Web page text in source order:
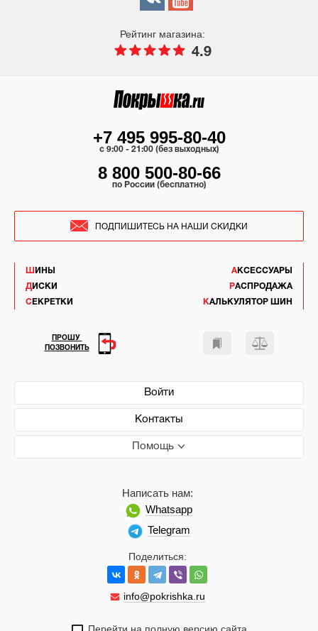
Рейтинг магазина:
4.9
ШИНЫ
ДИСКИ
СЕКРЕТКИ
АКСЕССУАРЫ
РАСПРОДАЖА
КАЛЬКУЛЯТОР ШИН
Войти
Контакты
Помощь
Поделиться:
info@pokrishka.ru
Написать нам:
Whatsapp
Telegram
+7 495 995-80-40
c 9:00 - 21:00 (без выходных)
8 800 500-80-66
по России (бесплатно)
ПОДПИШИТЕСЬ НА НАШИ СКИДКИ
ПРОШУ
ПОЗВОНИТЬ